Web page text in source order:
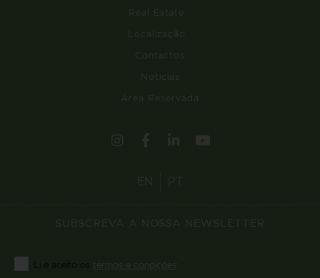
Real Estate
Localização
Contactos
Notícias
Área Reservada
EN PT
SUBSCREVA A NOSSA NEWSLETTER
Consentimento
Li e aceito os termos e condições